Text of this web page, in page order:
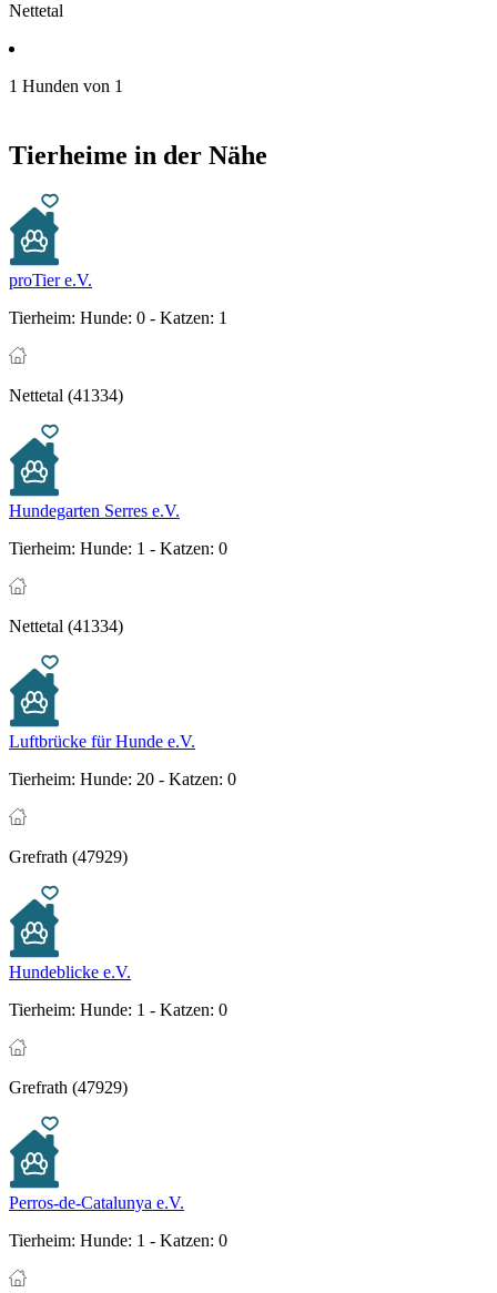
Nettetal
1 Hunden von 1
Tierheime in der Nähe
proTier e.V.
Tierheim: Hunde: 0 - Katzen: 1
Nettetal (41334)
Hundegarten Serres e.V.
Tierheim: Hunde: 1 - Katzen: 0
Nettetal (41334)
Luftbrücke für Hunde e.V.
Tierheim: Hunde: 20 - Katzen: 0
Grefrath (47929)
Hundeblicke e.V.
Tierheim: Hunde: 1 - Katzen: 0
Grefrath (47929)
Perros-de-Catalunya e.V.
Tierheim: Hunde: 1 - Katzen: 0